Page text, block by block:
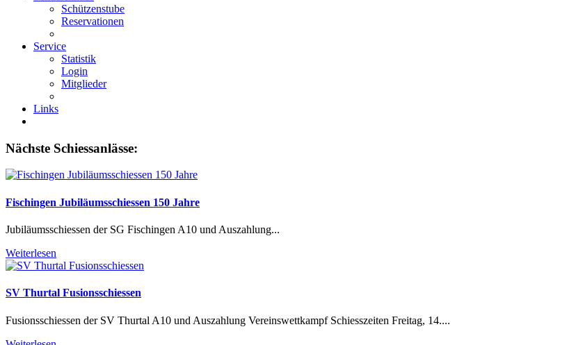
Schützenstube
Reservationen
Service
Statistik
Login
Mitglieder
Links
Nächste Schiessanlässe:
Fischingen Jubiläumsschiessen 150 Jahre
Jubiläumsschiessen der SG Fischingen A10 und Auszahlung...
Weiterlesen
SV Thurtal Fusionsschiessen
Fusionsschiessen der SV Thurtal A10 und Auszahlung Vereinswettkampf Schiesszeiten Freitag, 14....